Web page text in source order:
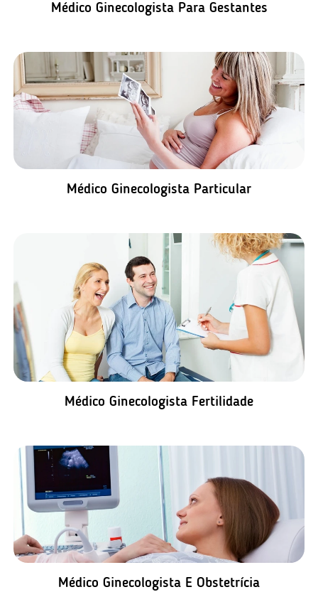
Médico Ginecologista Para Gestantes
Médico Ginecologista Particular
Médico Ginecologista Fertilidade
Médico Ginecologista E Obstetrícia